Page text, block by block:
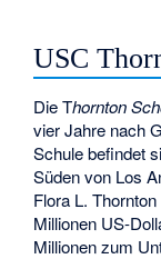
USC
Die Thornton
vier Jahre nach
Schule befindet
Süden von Los
Flora L.
Millionen US-
Millionen zum